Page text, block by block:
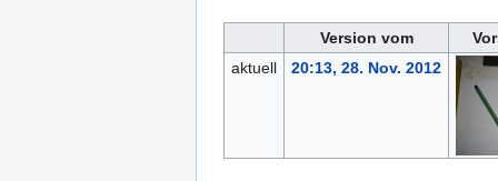
Version vom
aktuell
20:13, 28. Nov. 2012